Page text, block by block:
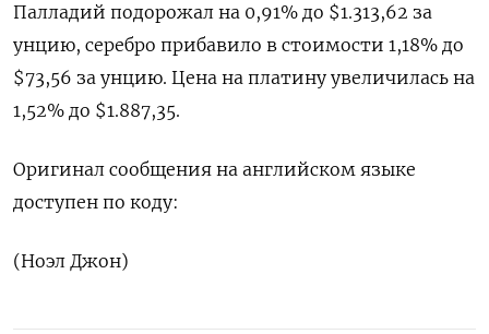
Палладий подорожал на 0,91% ‌до $1.313,62 за
унцию, серебро прибавило в стоимости 1,18% до
$73,56 за унцию. Цена ​на платину увеличилась на
1,52% до $1.887,35.
Оригинал сообщения на ‌английском языке
доступен по коду:
(Ноэл Джон)